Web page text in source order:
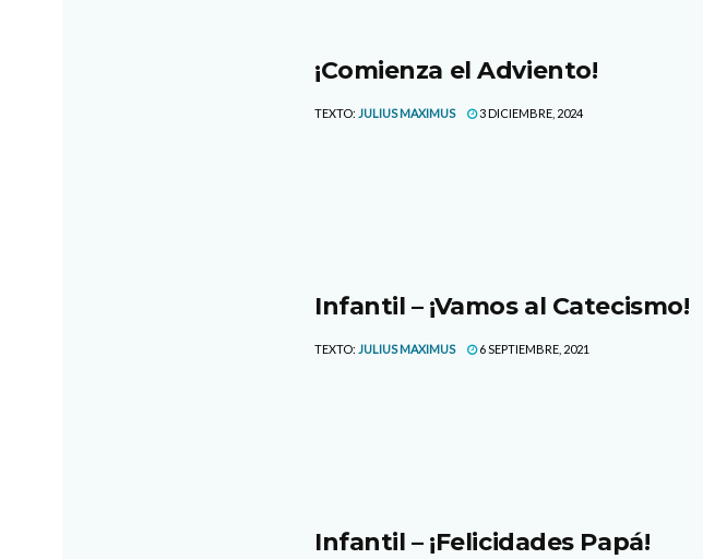
¡Comienza el Adviento!
TEXTO: JULIUS MAXIMUS 3 DICIEMBRE, 2024
Infantil – ¡Vamos al Catecismo!
TEXTO: JULIUS MAXIMUS 6 SEPTIEMBRE, 2021
Infantil – ¡Felicidades Papá!